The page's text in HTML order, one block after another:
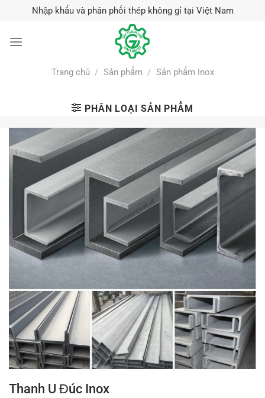
content
Nhập khẩu và phân phối thép không gỉ tại Việt Nam
Trang chủ / Sản phẩm / Sản phẩm Inox
PHÂN LOẠI SẢN PHẨM
Thanh U Đúc Inox